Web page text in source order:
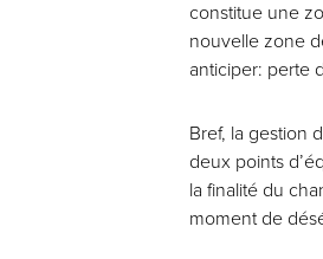
constitue une
nouvelle zone
anticiper: perte
Bref, la gestion
deux points
la finalité du
moment de